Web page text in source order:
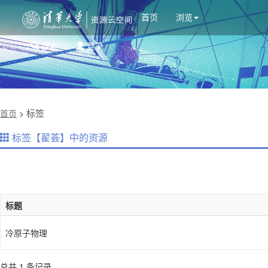
首页 浏览
搜索 登录
首页 > 标签
标签【翟荟】中的资源
标题
冷原子物理